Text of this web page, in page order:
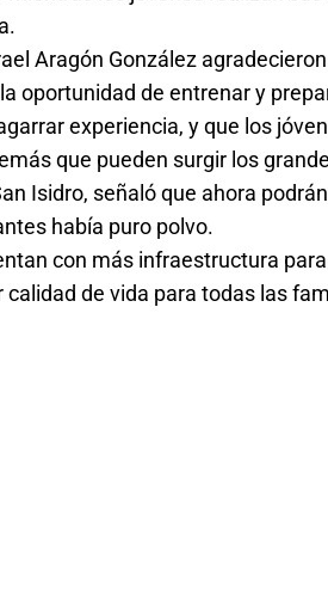
Aragón González
oportunidad de entrenar y
experiencia, y que los
que pueden surgir los
Isidro, señaló que ahora
había puro polvo.
con más infraestructura
de vida para todas las